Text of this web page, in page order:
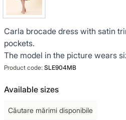
Carla brocade dress with satin
pockets.
The model in the picture wears
Product code: SLE904MB
Available sizes
Căutare mărimi disponibile
GARDEROBA DE VACANTA
TOTUL DE LA -50%
TOTUL DE LA -30% LA -65%